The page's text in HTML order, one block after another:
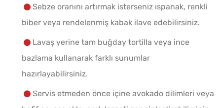
Sebze oranını artırmak isterseniz ıspanak, renkli
biber veya rendelenmiş kabak ilave edebilirsiniz.
Lavaş yerine tam buğday tortilla veya ince
bazlama kullanarak farklı sunumlar
hazırlayabilirsiniz.
Servis etmeden önce içine avokado dilimleri veya